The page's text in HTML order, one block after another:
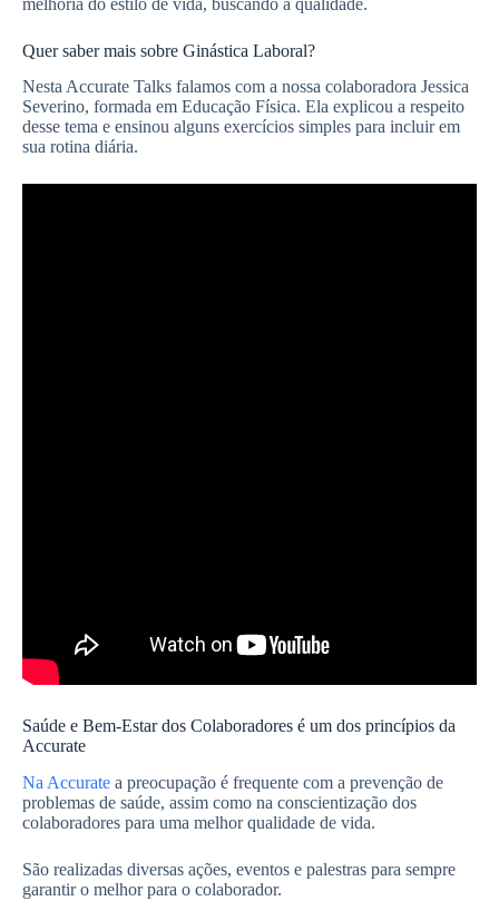
Quer saber mais sobre Ginástica Laboral?
Nesta Accurate Talks falamos com a nossa colaboradora Jessica
Severino, formada em Educação Física. Ela explicou a respeito
desse tema e ensinou alguns exercícios simples para incluir em
sua rotina diária.
Saúde e Bem-Estar dos Colaboradores é um dos princípios da
Accurate
Na Accurate a preocupação é frequente com a prevenção de
problemas de saúde, assim como na conscientização dos
colaboradores para uma melhor qualidade de vida.
São realizadas diversas ações, eventos e palestras para sempre
garantir o melhor para o colaborador.